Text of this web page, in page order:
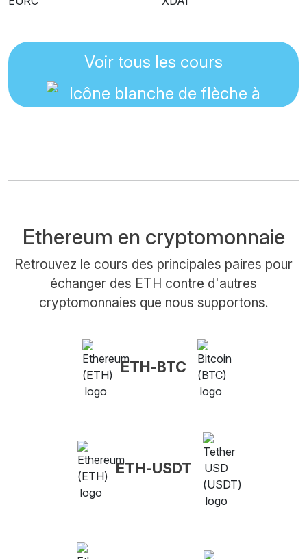
Voir tous les cours
Ethereum en cryptomonnaie
Retrouvez le cours des principales paires pour
échanger des ETH contre d'autres
cryptomonnaies que nous supportons.
ETH-BTC
ETH-USDT